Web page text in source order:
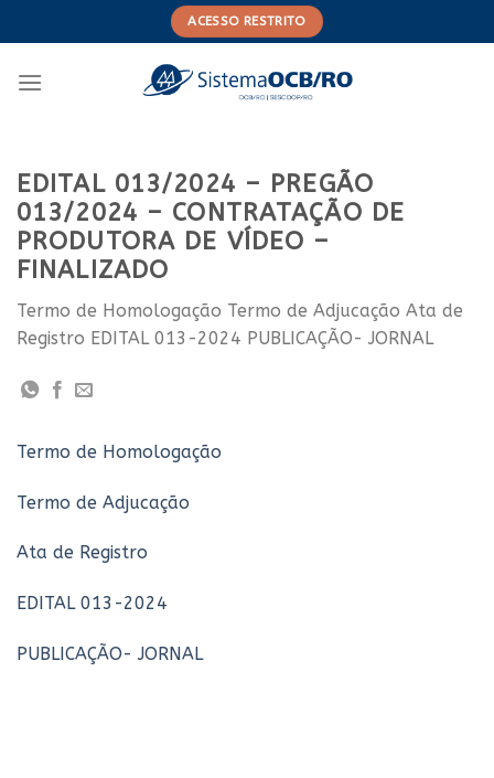
to
ACESSO RESTRITO
EDITAL 013/2024 – PREGÃO
013/2024 – CONTRATAÇÃO DE
PRODUTORA DE VÍDEO –
FINALIZADO
Termo de Homologação Termo de Adjucação Ata de
Registro EDITAL 013-2024 PUBLICAÇÃO- JORNAL
Termo de Homologação
Termo de Adjucação
Ata de Registro
EDITAL 013-2024
PUBLICAÇÃO- JORNAL